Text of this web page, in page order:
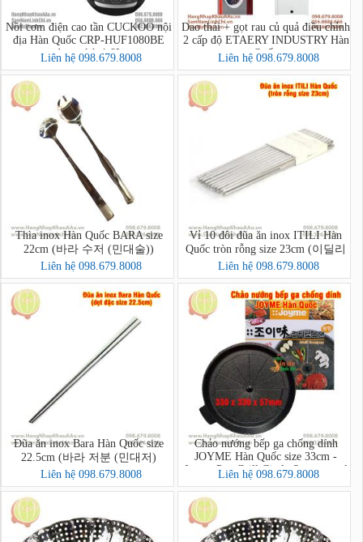
Nồi cơm điện cao tần CUCKOO nội
địa Hàn Quốc CRP-HUF1080BE
dung tích 1,8L
Liên hệ 098.679.8008
Dao thái + gọt rau củ quả điều chỉnh
2 cấp độ ETAERY INDUSTRY Hàn
Quốc
Liên hệ 098.679.8008
Thìa inox Hàn Quốc BARA size
22cm (바라 수저 (민대술))
Liên hệ 098.679.8008
Vỉ 10 đôi đũa ăn inox ITILI Hàn
Quốc tròn rỗng size 23cm (이딜리
진공저분 민자)
Liên hệ 098.679.8008
Đũa ăn inox Bara Hàn Quốc size
22.5cm (바라 저분 (민대저)
Liên hệ 098.679.8008
Chảo nướng bếp ga chống dính
JOYME Hàn Quốc size 33cm -
Joyme Pan Grill Circle Samgyupsal
Liên hệ 098.679.8008